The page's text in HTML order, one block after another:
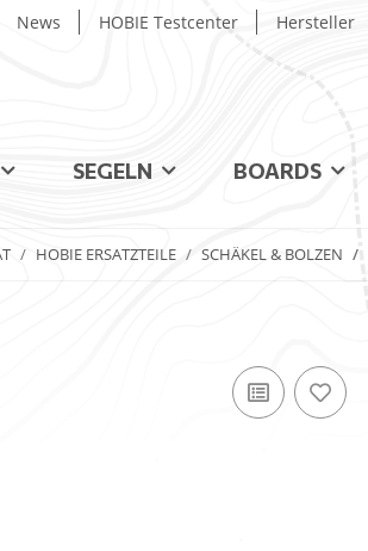
News HOBIE Testcenter Hersteller
SEGELN BOARDS
HOBIE ERSATZTEILE SCHÄKEL & BOLZEN